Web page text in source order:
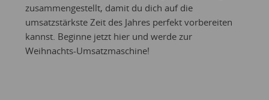
zusammengestellt, damit du dich auf die
umsatzstärkste Zeit des Jahres perfekt vorbereiten
kannst. Beginne jetzt hier und werde zur
Weihnachts-Umsatzmaschine!